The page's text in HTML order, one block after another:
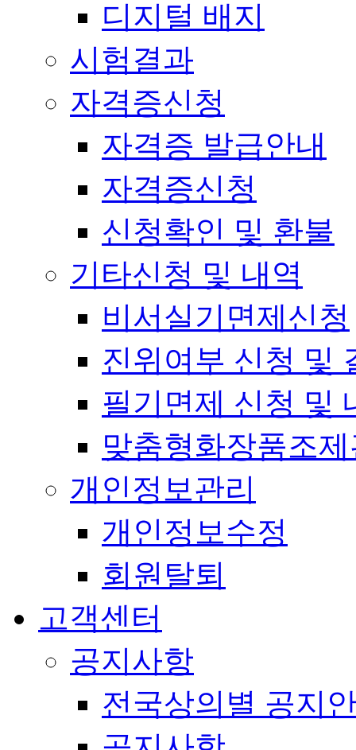
디지털 배지
시험결과
자격증신청
자격증 발급안내
자격증신청
신청확인 및 환불
기타신청 및 내역
비서실기면제신청
진위여부 신청 및
필기면제 신청 및
맞춤형화장품조
개인정보관리
개인정보수정
회원탈퇴
고객센터
공지사항
전국상의별 공지